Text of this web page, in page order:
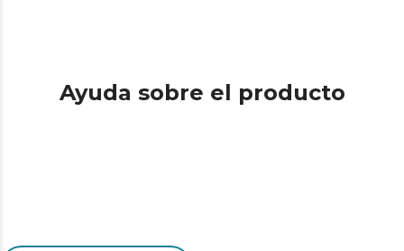
Ayuda sobre el producto